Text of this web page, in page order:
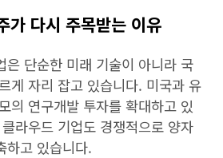
가 다시 주목받는 이유
은 단순한 미래 기술이 아니라 국
게 자리 잡고 있습니다. 미국과 유
의 연구개발 투자를 확대하고 있
라우드 기업도 경쟁적으로 양자
하고 있습니다.